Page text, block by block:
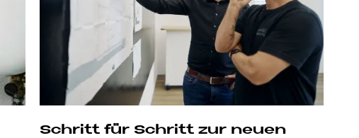
Schritt für Schritt zur neuen